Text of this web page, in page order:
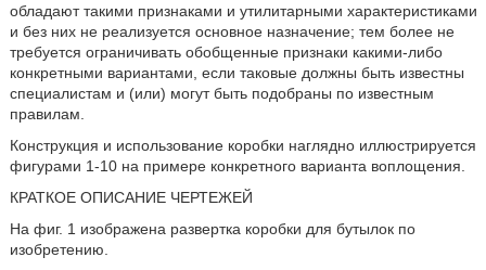
обладают такими признаками и утилитарными характеристиками
и без них не реализуется основное назначение; тем более не
требуется ограничивать обобщенные признаки какими-либо
конкретными вариантами, если таковые должны быть известны
специалистам и (или) могут быть подобраны по известным
правилам.
Конструкция и использование коробки наглядно иллюстрируется
фигурами 1-10 на примере конкретного варианта воплощения.
КРАТКОЕ ОПИСАНИЕ ЧЕРТЕЖЕЙ
На фиг. 1 изображена развертка коробки для бутылок по
изобретению.